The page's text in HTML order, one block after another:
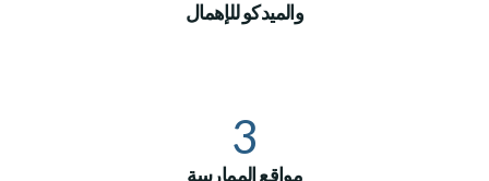
والميدكو للإهمال
3
مواقع الممارسة